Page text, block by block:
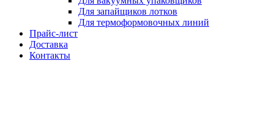
Для запайщиков лотков
Для термоформовочных линий
Прайс-лист
Доставка
Контакты